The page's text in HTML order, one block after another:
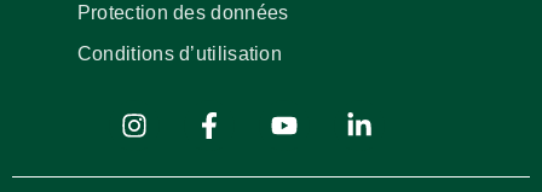
Protection des données
Conditions d’utilisation